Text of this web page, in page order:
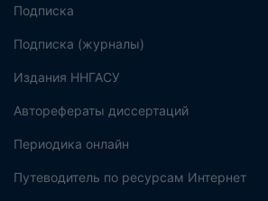
Подписка
Подписка (журналы)
Издания ННГАСУ
Авторефераты диссертаций
Периодика онлайн
Путеводитель по ресурсам Интернет